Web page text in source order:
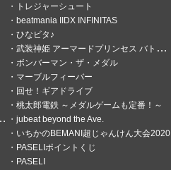
トレジャーシュート
beatmania IIDX INFINITAS
ひなビタ♪
武装神姫 アーマードプリンセス バトルコンダクター
ボンバーマン・ザ・メダル
マーブルフィーバー
回せ！ギアドライブ
桃太郎電鉄 ～メダルゲームも定番！～
jubeat beyond the Ave.
いちかのBEMANI超じゃんけん大会2020
PASELIポイントくじ
PASELI